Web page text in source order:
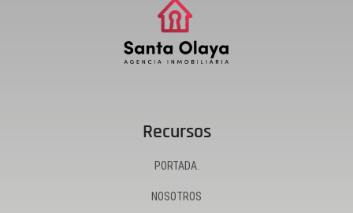
Recursos
PORTADA.
NOSOTROS